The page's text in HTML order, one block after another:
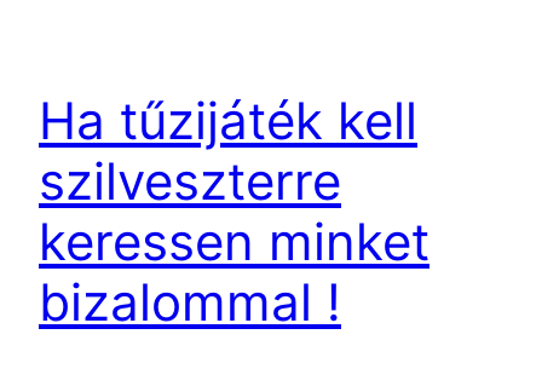
Ha tűzijáték kell
szilveszterre
keressen minket
bizalommal !